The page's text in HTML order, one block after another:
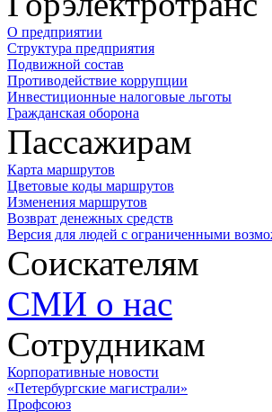
О предприятии
Структура предприятия
Подвижной состав
Противодействие коррупции
Инвестиционные налоговые льготы
Гражданская оборона
Пассажирам
Карта маршрутов
Цветовые коды маршрутов
Изменения маршрутов
Возврат денежных средств
Версия для людей с ограниченными
Соискателям
СМИ о нас
Сотрудникам
Корпоративные новости
«Петербургские магистрали»
Профсоюз